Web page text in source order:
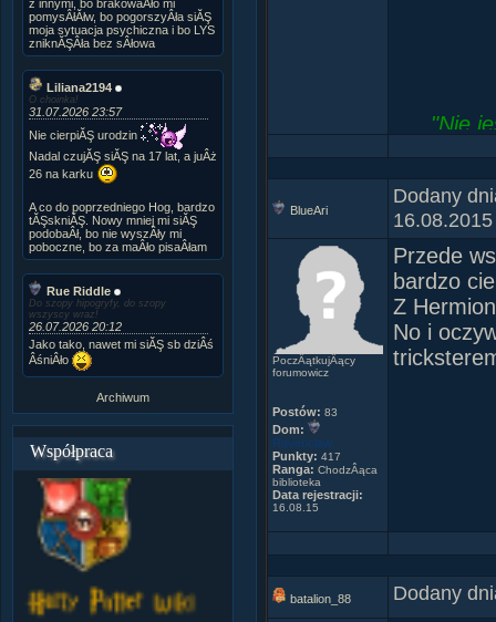
z innymi, bo brakowaÂło mi
pomysÂłĂłw, bo pogorszyÂła siĂŞ
moja sytuacja psychiczna i bo LYS
zniknĂŞÂła bez sÂłowa
Liliana2194
O choinka!
31.07.2026 23:57
Nie cierpiĂŞ urodzin
Nadal czujĂŞ siĂŞ na 17 lat, a juÂż
26 na karku
A co do poprzedniego Hog, bardzo
tĂŞskniĂŞ. Nowy mniej mi siĂŞ
podobaÂł, bo nie wyszÂły mi
poboczne, bo za maÂło pisaÂłam
Rue Riddle
Do szopy hipogryfy, do szopy
wszyscy wraz!
26.07.2026 20:12
Jako tako, nawet mi siĂŞ sb dziÂś
ÂśniÂło
Archiwum
Współpraca
"Nie
BlueAri
Dodany
PoczÂątkujÂący
forumowicz
Postów: 83
Dom:
Ravenclaw
Punkty: 417
Ranga: ChodzÂąca
biblioteka
Data rejestracji:
16.08.15
Przede
bardzo
Z
No i
batalion_88 Dodany